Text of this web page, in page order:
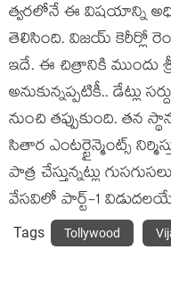
త్వరలోనే ఈ విషయాన్ని
తెలిసింది. విజయ్ కెరీర్లో
ఇదే. ఈ చిత్రానికి
అనుకున్నప్పటికీ.. డేట్లు
నుంచి తప్పుకుంది. తన
సితార ఎంటర్టైన్మెంట్స్
పాత్ర చేస్తున్నట్లు
వేసవిలో పార్ట్-1
Tags Tollywood